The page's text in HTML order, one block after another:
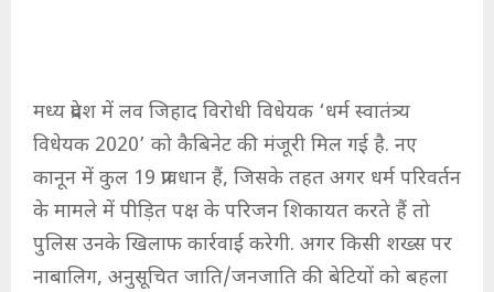
मध्य प्रदेश में लव जिहाद विरोधी विधेयक ‘धर्म स्वातंत्र्य
विधेयक 2020’ को कैबिनेट की मंजूरी मिल गई है. नए
कानून में कुल 19 प्रावधान हैं, जिसके तहत अगर धर्म परिवर्तन
के मामले में पीड़ित पक्ष के परिजन शिकायत करते हैं तो
पुलिस उनके खिलाफ कार्रवाई करेगी. अगर किसी शख्स पर
नाबालिग, अनुसूचित जाति/जनजाति की बेटियों को बहला